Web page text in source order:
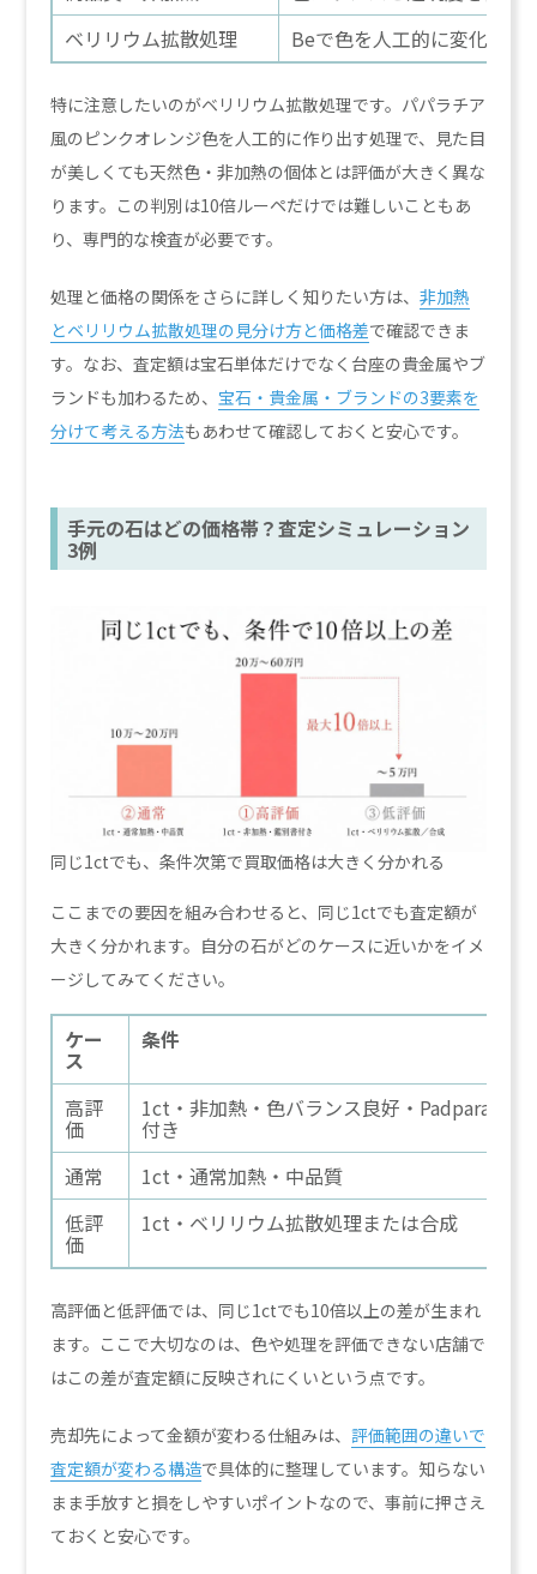
ベリリウム拡散処理
Beで色を人工的に変化させ
特に注意したいのがベリリウム拡散処理です。パパラチア
風のピンクオレンジ色を人工的に作り出す処理で、見た目
が美しくても天然色・非加熱の個体とは評価が大きく異な
ります。この判別は10倍ルーペだけでは難しいこともあ
り、専門的な検査が必要です。
処理と価格の関係をさらに詳しく知りたい方は、非加熱
とベリリウム拡散処理の見分け方と価格差で確認できま
す。なお、査定額は宝石単体だけでなく台座の貴金属やブ
ランドも加わるため、宝石・貴金属・ブランドの3要素を
分けて考える方法もあわせて確認しておくと安心です。
手元の石はどの価格帯？査定シミュレーション
3例
同じ1ctでも、条件次第で買取価格は大きく分かれる
ここまでの要因を組み合わせると、同じ1ctでも査定額が
大きく分かれます。自分の石がどのケースに近いかをイメ
ージしてみてください。
ケー
ス
条件
高評
価
1ct・非加熱・色バランス良好・
付き
通常
1ct・通常加熱・中品質
低評
価
1ct・ベリリウム拡散処理または合成
高評価と低評価では、同じ1ctでも10倍以上の差が生まれ
ます。ここで大切なのは、色や処理を評価できない店舗で
はこの差が査定額に反映されにくいという点です。
売却先によって金額が変わる仕組みは、評価範囲の違いで
査定額が変わる構造で具体的に整理しています。知らない
まま手放すと損をしやすいポイントなので、事前に押さえ
ておくと安心です。